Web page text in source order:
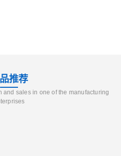
推荐
and sales in one of the manufacturing